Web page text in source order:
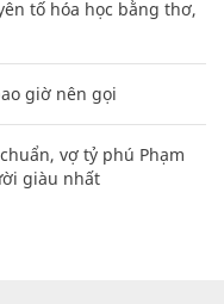
tố hóa học bằng thơ,
giờ nên gọi
vợ tỷ phú Phạm
giàu nhất